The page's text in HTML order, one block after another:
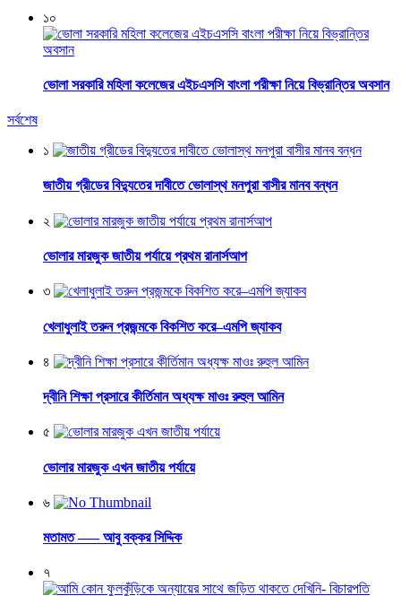
১০
ভোলা সরকারি মহিলা কলেজের এইচএসসি বাংলা পরীক্ষা নিয়ে বিভ্রান্তির অবসান
সর্বশেষ
১
জাতীয় গ্রীডের বিদ্যুতের দাবীতে ভোলাস্থ মনপুরা বাসীর মানব বন্ধন
২
ভোলার মারজুক জাতীয় পর্যায়ে প্রথম রানার্সআপ
৩
খেলাধুলাই তরুন প্রজন্মকে বিকশিত করে–এমপি জ্যাকব
৪
দ্বীনি শিক্ষা প্রসারে কীর্তিমান অধ্যক্ষ মাওঃ রুহুল আমিন
৫
ভোলার মারজুক এখন জাতীয় পর্যায়ে
৬
মতামত —– আবু বক্কর সিদ্দিক
৭